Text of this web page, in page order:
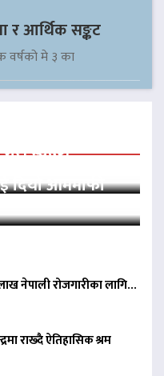
र आर्थिक सङ्कट
वर्षको मे ३ का
आममाफी,
गरी स्वदेश…
दियो आममाफी
नेपाली रोजगारीका लागि…
राख्दै ऐतिहासिक श्रम